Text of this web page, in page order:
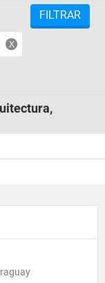
FILTRAR